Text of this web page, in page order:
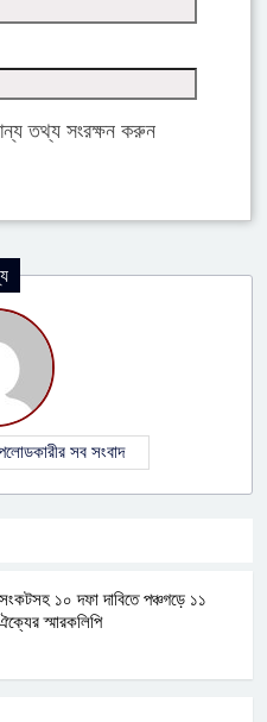
তথ্য সংরক্ষন করুন
সব সংবাদ
১০ দফা দাবিতে পঞ্চগড়ে ১১
স্মারকলিপি